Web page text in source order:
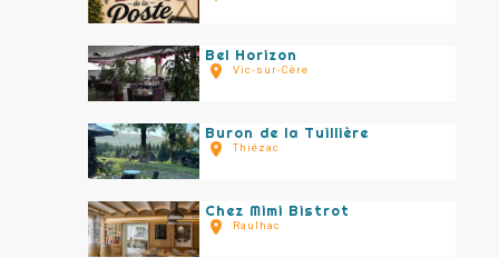
Bel Horizon
Vic-sur-Cère
Buron de la Tuillière
Thiézac
Chez Mimi Bistrot
Raulhac